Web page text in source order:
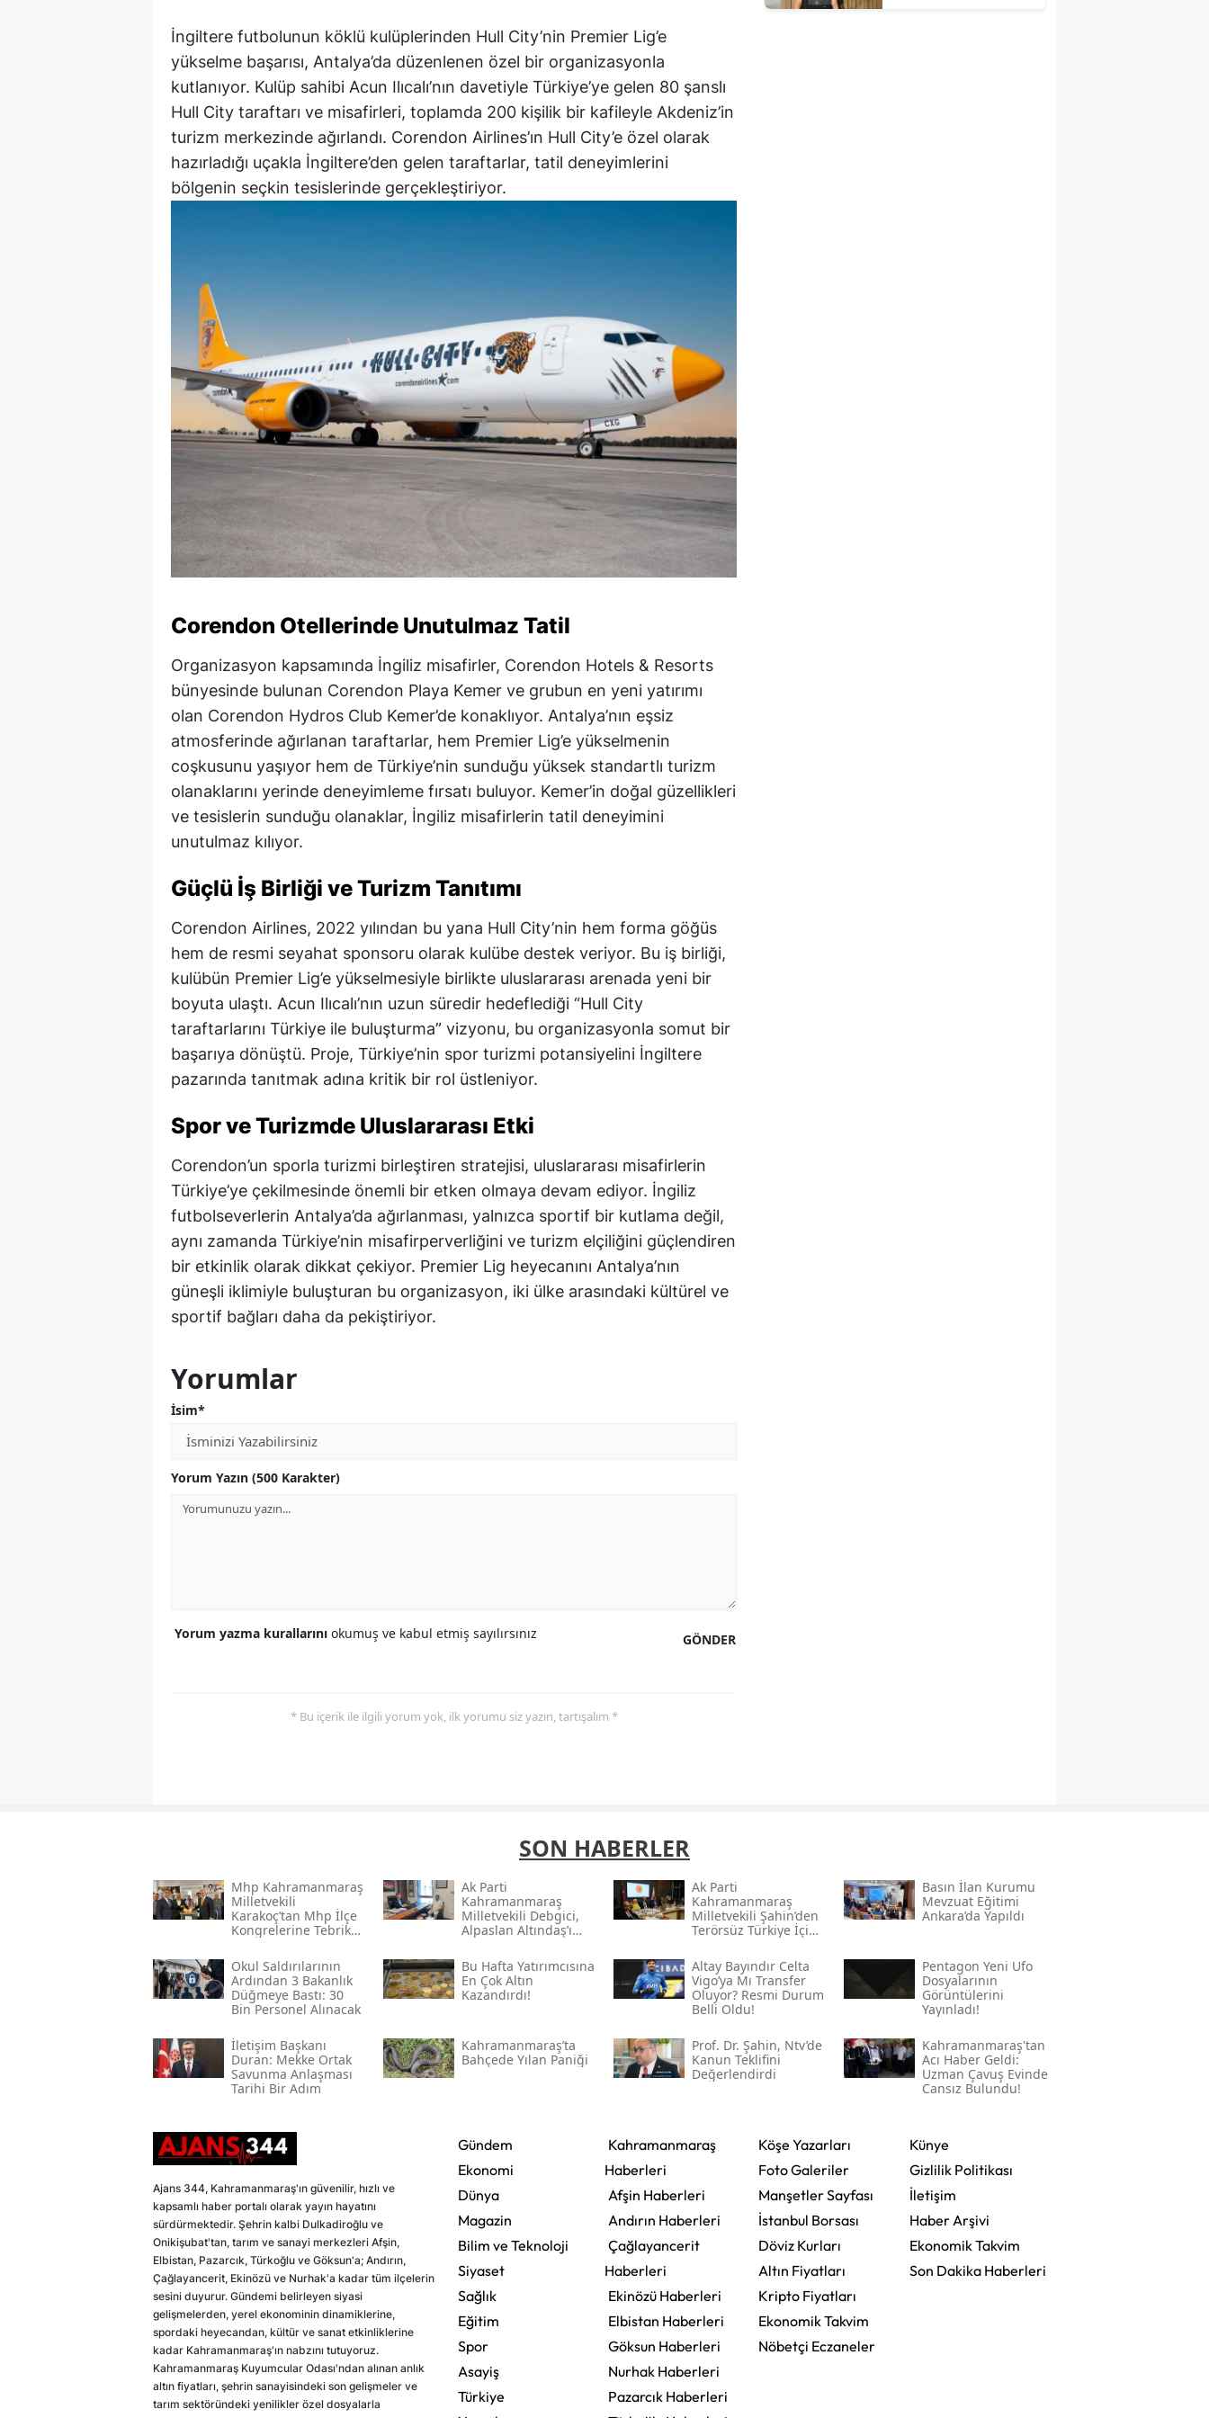
İngiltere futbolunun köklü kulüplerinden Hull City’nin Premier Lig’e
yükselme başarısı, Antalya’da düzenlenen özel bir organizasyonla
kutlanıyor. Kulüp sahibi Acun Ilıcalı’nın davetiyle Türkiye’ye gelen 80 şanslı
Hull City taraftarı ve misafirleri, toplamda 200 kişilik bir kafileyle Akdeniz’in
turizm merkezinde ağırlandı. Corendon Airlines’ın Hull City’e özel olarak
hazırladığı uçakla İngiltere’den gelen taraftarlar, tatil deneyimlerini
bölgenin seçkin tesislerinde gerçekleştiriyor.
Corendon Otellerinde Unutulmaz Tatil
Organizasyon kapsamında İngiliz misafirler, Corendon Hotels & Resorts
bünyesinde bulunan Corendon Playa Kemer ve grubun en yeni yatırımı
olan Corendon Hydros Club Kemer’de konaklıyor. Antalya’nın eşsiz
atmosferinde ağırlanan taraftarlar, hem Premier Lig’e yükselmenin
coşkusunu yaşıyor hem de Türkiye’nin sunduğu yüksek standartlı turizm
olanaklarını yerinde deneyimleme fırsatı buluyor. Kemer’in doğal güzellikleri
ve tesislerin sunduğu olanaklar, İngiliz misafirlerin tatil deneyimini
unutulmaz kılıyor.
Güçlü İş Birliği ve Turizm Tanıtımı
Corendon Airlines, 2022 yılından bu yana Hull City’nin hem forma göğüs
hem de resmi seyahat sponsoru olarak kulübe destek veriyor. Bu iş birliği,
kulübün Premier Lig’e yükselmesiyle birlikte uluslararası arenada yeni bir
boyuta ulaştı. Acun Ilıcalı’nın uzun süredir hedeflediği “Hull City
taraftarlarını Türkiye ile buluşturma” vizyonu, bu organizasyonla somut bir
başarıya dönüştü. Proje, Türkiye’nin spor turizmi potansiyelini İngiltere
pazarında tanıtmak adına kritik bir rol üstleniyor.
Spor ve Turizmde Uluslararası Etki
Corendon’un sporla turizmi birleştiren stratejisi, uluslararası misafirlerin
Türkiye’ye çekilmesinde önemli bir etken olmaya devam ediyor. İngiliz
futbolseverlerin Antalya’da ağırlanması, yalnızca sportif bir kutlama değil,
aynı zamanda Türkiye’nin misafirperverliğini ve turizm elçiliğini güçlendiren
bir etkinlik olarak dikkat çekiyor. Premier Lig heyecanını Antalya’nın
güneşli iklimiyle buluşturan bu organizasyon, iki ülke arasındaki kültürel ve
sportif bağları daha da pekiştiriyor.
Yorumlar
İsim*
Yorum Yazın (500 Karakter)
GÖNDER
Yorum yazma kurallarını okumuş ve kabul etmiş sayılırsınız
* Bu içerik ile ilgili yorum yok, ilk yorumu siz yazın, tartışalım *
SON HABERLER
Mhp Kahramanmaraş
Milletvekili
Karakoç’tan Mhp İlçe
Kongrelerine Tebrik
Ak Parti
Kahramanmaraş
Milletvekili Debgici,
Alpaslan Altındaş’ı
Ak Parti
Kahramanmaraş
Milletvekili Şahin’den
Terörsüz Türkiye İçin
Basın İlan Kurumu
Mevzuat Eğitimi
Ankara’da Yapıldı
Okul Saldırılarının
Ardından 3 Bakanlık
Düğmeye Bastı: 30
Bin Personel Alınacak
Bu Hafta Yatırımcısına
En Çok Altın
Kazandırdı!
Altay Bayındır Celta
Vigo’ya Mı Transfer
Oluyor? Resmi Durum
Belli Oldu!
Pentagon Yeni Ufo
Dosyalarının
Görüntülerini
Yayınladı!
İletişim Başkanı
Duran: Mekke Ortak
Savunma Anlaşması
Tarihi Bir Adım
Kahramanmaraş’ta
Bahçede Yılan Paniği
Prof. Dr. Şahin, Ntv’de
Kanun Teklifini
Değerlendirdi
Kahramanmaraş'tan
Acı Haber Geldi:
Uzman Çavuş Evinde
Cansız Bulundu!
Ajans 344, Kahramanmaraş'ın güvenilir, hızlı ve
kapsamlı haber portalı olarak yayın hayatını
sürdürmektedir. Şehrin kalbi Dulkadiroğlu ve
Onikişubat'tan, tarım ve sanayi merkezleri Afşin,
Elbistan, Pazarcık, Türkoğlu ve Göksun'a; Andırın,
Çağlayancerit, Ekinözü ve Nurhak'a kadar tüm ilçelerin
sesini duyurur. Gündemi belirleyen siyasi
gelişmelerden, yerel ekonominin dinamiklerine,
spordaki heyecandan, kültür ve sanat etkinliklerine
kadar Kahramanmaraş'ın nabzını tutuyoruz.
Kahramanmaraş Kuyumcular Odası'ndan alınan anlık
altın fiyatları, şehrin sanayisindeki son gelişmeler ve
tarım sektöründeki yenilikler özel dosyalarla
Gündem
Ekonomi
Dünya
Magazin
Bilim ve Teknoloji
Siyaset
Sağlık
Eğitim
Spor
Asayiş
Türkiye
Kahramanmaraş
Haberleri
Afşin Haberleri
Andırın Haberleri
Çağlayancerit
Haberleri
Ekinözü Haberleri
Elbistan Haberleri
Göksun Haberleri
Nurhak Haberleri
Pazarcık Haberleri
Köşe Yazarları
Foto Galeriler
Manşetler Sayfası
İstanbul Borsası
Döviz Kurları
Altın Fiyatları
Kripto Fiyatları
Ekonomik Takvim
Nöbetçi Eczaneler
Künye
Gizlilik Politikası
İletişim
Haber Arşivi
Ekonomik Takvim
Son Dakika Haberleri